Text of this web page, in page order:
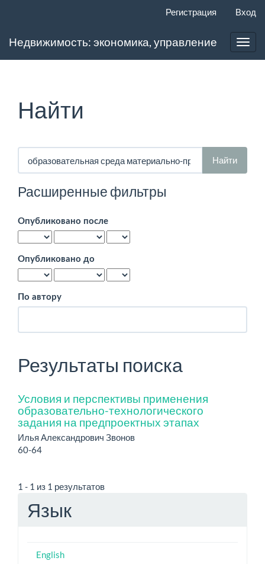
Основное
Регистрация Вход
Недвижимость: экономика, управление
Найти
статей
Расширенные фильтры
Опубликовано после
Опубликовано до
По автору
Результаты поиска
Условия и перспективы применения
образовательно-технологического
задания на предпроектных этапах
Илья Александрович Звонов
60-64
1 - 1 из 1 результатов
Язык
English